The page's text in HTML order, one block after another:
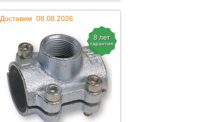
Доставим 08.08.2026
8 лет
гарантия